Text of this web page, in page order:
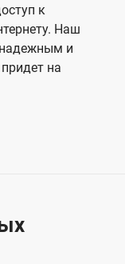
к
Наш
надежным и
на